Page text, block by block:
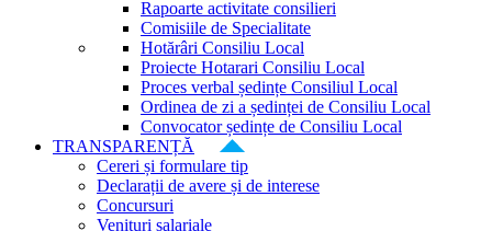
Rapoarte activitate consilieri
Comisiile de Specialitate
Hotărâri Consiliu Local
Proiecte Hotarari Consiliu Local
Proces verbal ședințe Consiliul Local
Ordinea de zi a ședinței de Consiliu Local
Convocator ședințe de Consiliu Local
TRANSPARENȚĂ
Cereri și formulare tip
Declarații de avere și de interese
Concursuri
Venituri salariale